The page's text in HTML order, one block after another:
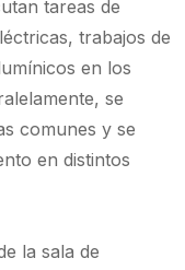
tareas de
trabajos de
en los
se
comunes y se
en distintos
la sala de